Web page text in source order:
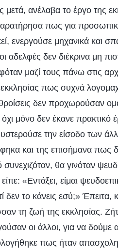
μετά, ανέλαβα το έργο της
πως για
ενεργούσε μηχανικά και
αδελφές δεν διέκρινα μη
μαζί τους πάνω στις
πως συχνά
δεν προχωρούσαν
μόνο δεν έκανε πρακτικό
την είσοδο των
και της επισήμανα πως
θα γινόταν
«Εντάξει, είμαι
δεν το κάνεις εσύ;»
τη ζωή της εκκλησίας.
οι άλλοι, για να
πως ήταν